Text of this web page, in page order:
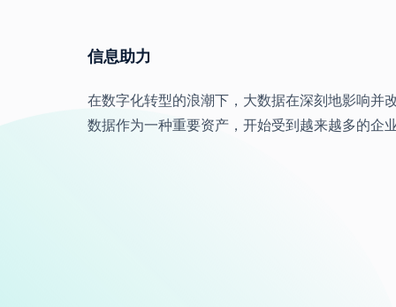
信息助力
在数字化转型的浪潮下，大数据在深刻地影响并
数据作为一种重要资产，开始受到越来越多的企